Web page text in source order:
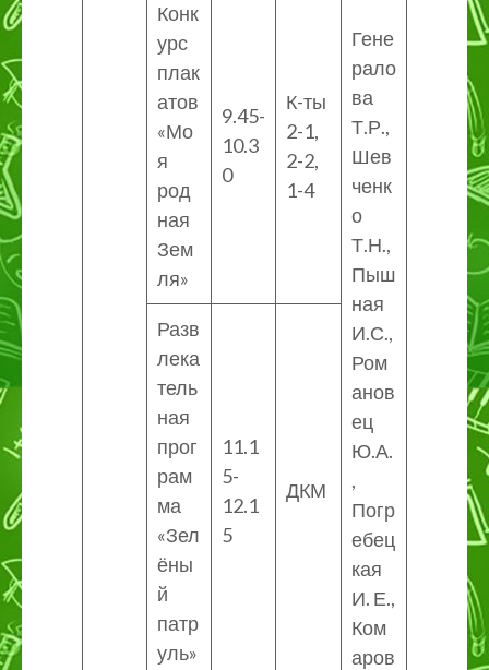
Гене
рало
ва
Т.Р.,
Шев
ченк
о
Т.Н.,
Пыш
ная
И.С.,
Ром
анов
ец
Ю.А.
,
Погр
ебец
кая
И. Е.,
Ком
аров
Конк
урс
плак
атов
«Мо
я
род
ная
Зем
ля»
9.45-
10.3
0
К-ты
2-1,
2-2,
1-4
Разв
лека
тель
ная
прог
рам
ма
«Зел
ёны
й
патр
уль»
11.1
5-
12.1
5
ДКМ